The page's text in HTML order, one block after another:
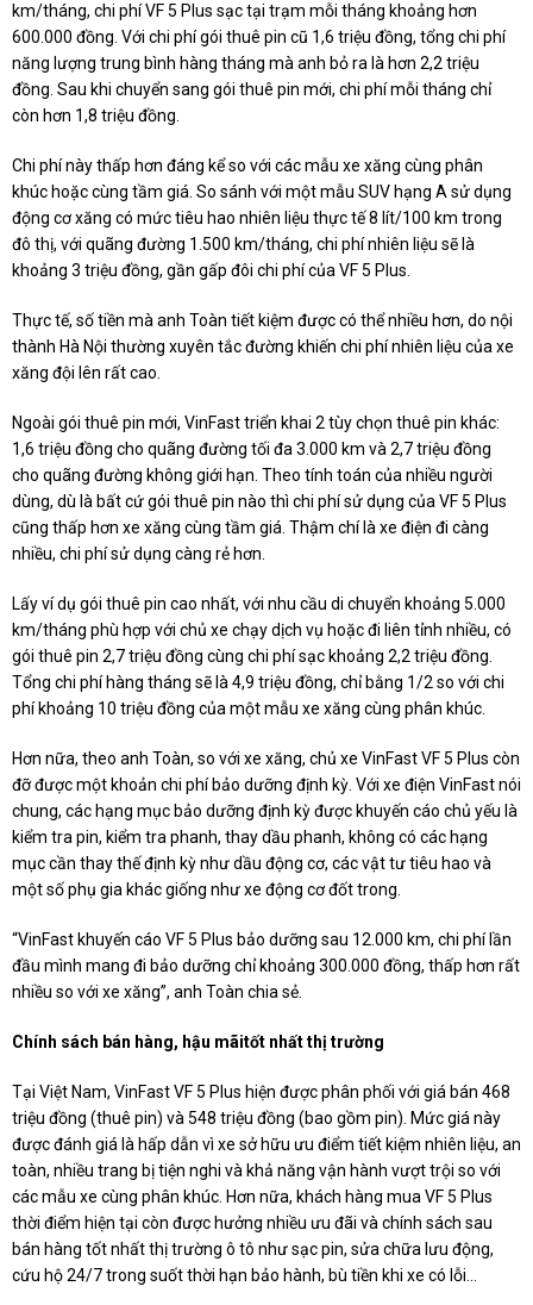
km/tháng, chi phí VF 5 Plus sạc tại trạm mỗi tháng khoảng hơn
600.000 đồng. Với chi phí gói thuê pin cũ 1,6 triệu đồng, tổng chi phí
năng lượng trung bình hàng tháng mà anh bỏ ra là hơn 2,2 triệu
đồng. Sau khi chuyển sang gói thuê pin mới, chi phí mỗi tháng chỉ
còn hơn 1,8 triệu đồng.
Chi phí này thấp hơn đáng kể so với các mẫu xe xăng cùng phân
khúc hoặc cùng tầm giá. So sánh với một mẫu SUV hạng A sử dụng
động cơ xăng có mức tiêu hao nhiên liệu thực tế 8 lít/100 km trong
đô thị, với quãng đường 1.500 km/tháng, chi phí nhiên liệu sẽ là
khoảng 3 triệu đồng, gần gấp đôi chi phí của VF 5 Plus.
Thực tế, số tiền mà anh Toàn tiết kiệm được có thể nhiều hơn, do nội
thành Hà Nội thường xuyên tắc đường khiến chi phí nhiên liệu của xe
xăng đội lên rất cao.
Ngoài gói thuê pin mới, VinFast triển khai 2 tùy chọn thuê pin khác:
1,6 triệu đồng cho quãng đường tối đa 3.000 km và 2,7 triệu đồng
cho quãng đường không giới hạn. Theo tính toán của nhiều người
dùng, dù là bất cứ gói thuê pin nào thì chi phí sử dụng của VF 5 Plus
cũng thấp hơn xe xăng cùng tầm giá. Thậm chí là xe điện đi càng
nhiều, chi phí sử dụng càng rẻ hơn.
Lấy ví dụ gói thuê pin cao nhất, với nhu cầu di chuyển khoảng 5.000
km/tháng phù hợp với chủ xe chạy dịch vụ hoặc đi liên tỉnh nhiều, có
gói thuê pin 2,7 triệu đồng cùng chi phí sạc khoảng 2,2 triệu đồng.
Tổng chi phí hàng tháng sẽ là 4,9 triệu đồng, chỉ bằng 1/2 so với chi
phí khoảng 10 triệu đồng của một mẫu xe xăng cùng phân khúc.
Hơn nữa, theo anh Toàn, so với xe xăng, chủ xe VinFast VF 5 Plus còn
đỡ được một khoản chi phí bảo dưỡng định kỳ. Với xe điện VinFast nói
chung, các hạng mục bảo dưỡng định kỳ được khuyến cáo chủ yếu là
kiểm tra pin, kiểm tra phanh, thay dầu phanh, không có các hạng
mục cần thay thế định kỳ như dầu động cơ, các vật tư tiêu hao và
một số phụ gia khác giống như xe động cơ đốt trong.
“VinFast khuyến cáo VF 5 Plus bảo dưỡng sau 12.000 km, chi phí lần
đầu mình mang đi bảo dưỡng chỉ khoảng 300.000 đồng, thấp hơn rất
nhiều so với xe xăng”, anh Toàn chia sẻ.
Chính sách bán hàng, hậu mãitốt nhất thị trường
Tại Việt Nam, VinFast VF 5 Plus hiện được phân phối với giá bán 468
triệu đồng (thuê pin) và 548 triệu đồng (bao gồm pin). Mức giá này
được đánh giá là hấp dẫn vì xe sở hữu ưu điểm tiết kiệm nhiên liệu, an
toàn, nhiều trang bị tiện nghi và khả năng vận hành vượt trội so với
các mẫu xe cùng phân khúc. Hơn nữa, khách hàng mua VF 5 Plus
thời điểm hiện tại còn được hưởng nhiều ưu đãi và chính sách sau
bán hàng tốt nhất thị trường ô tô như sạc pin, sửa chữa lưu động,
cứu hộ 24/7 trong suốt thời hạn bảo hành, bù tiền khi xe có lỗi...